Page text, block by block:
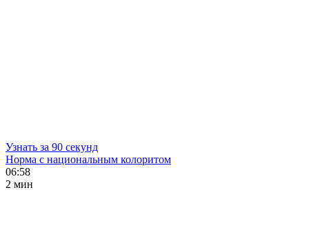
Узнать за 90 секунд
Норма с национальным колоритом
06:58
2 мин